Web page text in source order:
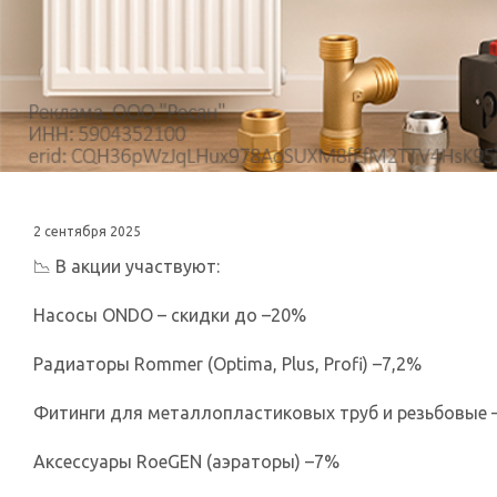
2 сентября 2025
📉 В акции участвуют:
Насосы ONDO – скидки до –20%
Радиаторы Rommer (Optima, Plus, Profi) –7,2%
Фитинги для металлопластиковых труб и резьбовые
Аксессуары RoeGEN (аэраторы) –7%